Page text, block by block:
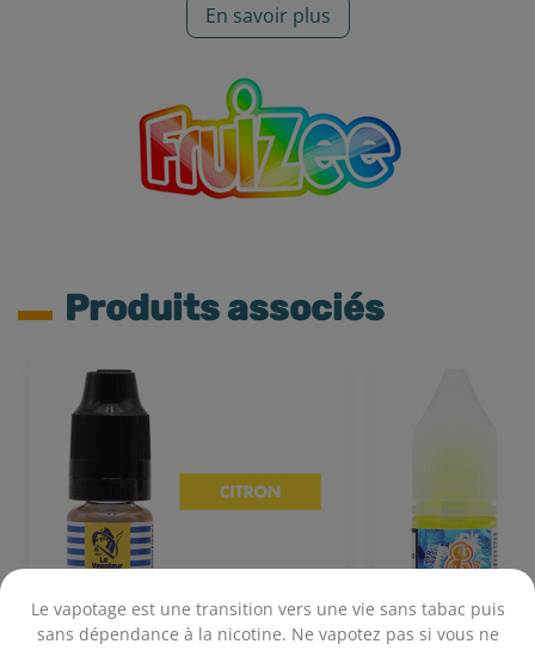
Le vapotage est une transition vers une vie sans tabac puis
sans dépendance à la nicotine. Ne vapotez pas si vous ne
En savoir plus
Produits associés